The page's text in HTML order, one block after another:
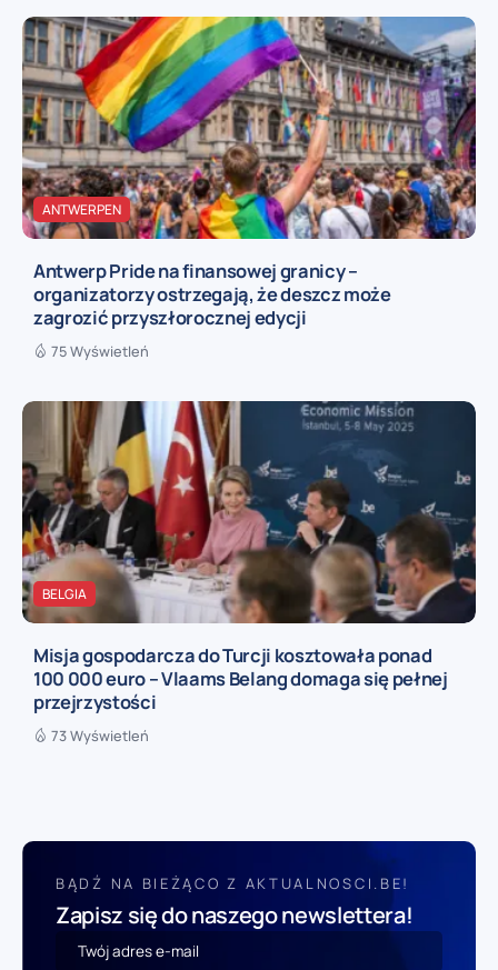
ANTWERPEN
Antwerp Pride na finansowej granicy –
organizatorzy ostrzegają, że deszcz może
zagrozić przyszłorocznej edycji
75 Wyświetleń
BELGIA
Misja gospodarcza do Turcji kosztowała ponad
100 000 euro – Vlaams Belang domaga się pełnej
przejrzystości
73 Wyświetleń
BĄDŹ NA BIEŻĄCO Z AKTUALNOSCI.BE!
Zapisz się do naszego newslettera!